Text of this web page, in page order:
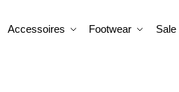
Accessoires Footwear Sale